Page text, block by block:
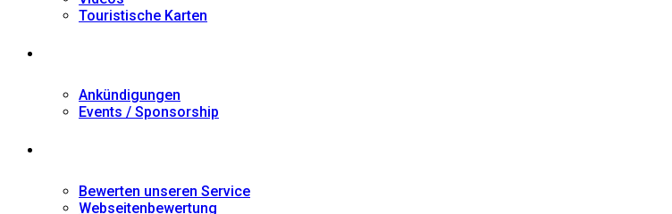
Touristische Karten
Ankündigungen
Events / Sponsorship
Bewerten unseren Service
Webseitenbewertung